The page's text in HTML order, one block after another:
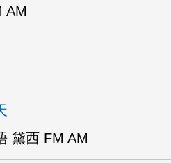
AM
黛西 FM AM